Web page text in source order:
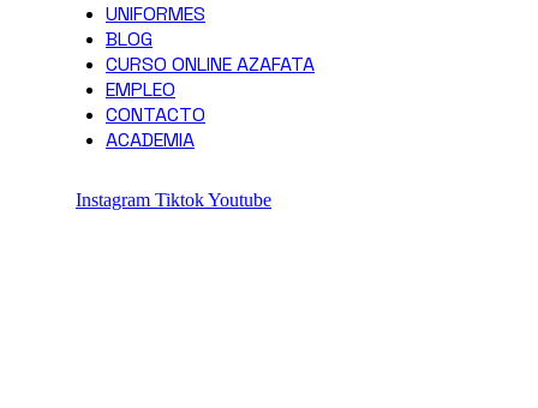
UNIFORMES
BLOG
CURSO ONLINE AZAFATA
EMPLEO
CONTACTO
ACADEMIA
Instagram TiktokYoutube